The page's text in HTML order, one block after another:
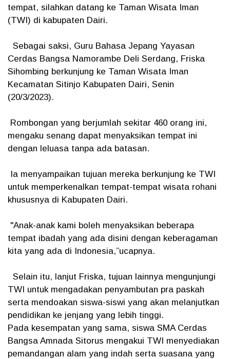
tempat, silahkan datang ke Taman Wisata Iman
(TWI) di kabupaten Dairi.
Sebagai saksi, Guru Bahasa Jepang Yayasan
Cerdas Bangsa Namorambe Deli Serdang, Friska
Sihombing berkunjung ke Taman Wisata Iman
Kecamatan Sitinjo Kabupaten Dairi, Senin
(20/3/2023).
Rombongan yang berjumlah sekitar 460 orang ini,
mengaku senang dapat menyaksikan tempat ini
dengan leluasa tanpa ada batasan.
Ia menyampaikan tujuan mereka berkunjung ke TWI
untuk memperkenalkan tempat-tempat wisata rohani
khususnya di Kabupaten Dairi.
"Anak-anak kami boleh menyaksikan beberapa
tempat ibadah yang ada disini dengan keberagaman
kita yang ada di Indonesia,”ucapnya.
Selain itu, lanjut Friska, tujuan lainnya mengunjungi
TWI untuk mengadakan penyambutan pra paskah
serta mendoakan siswa-siswi yang akan melanjutkan
pendidikan ke jenjang yang lebih tinggi.
Pada kesempatan yang sama, siswa SMA Cerdas
Bangsa Amnada Sitorus mengakui TWI menyediakan
pemandangan alam yang indah serta suasana yang